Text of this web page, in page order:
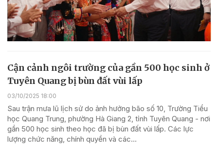
Cận cảnh ngôi trường của gần 500 học sinh ở
Tuyên Quang bị bùn đất vùi lấp
03/10/2025 18:00
Sau trận mưa lũ lịch sử do ảnh hưởng bão số 10, Trường Tiểu
học Quang Trung, phường Hà Giang 2, tỉnh Tuyên Quang - nơi
gần 500 học sinh theo học đã bị bùn đất vùi lấp. Các lực
lượng chức năng, chính quyền và các...